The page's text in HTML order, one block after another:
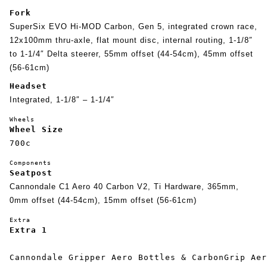
Fork
SuperSix EVO Hi-MOD Carbon, Gen 5, integrated crown race,
12x100mm thru-axle, flat mount disc, internal routing, 1-1/8″
to 1-1/4″ Delta steerer, 55mm offset (44-54cm), 45mm offset
(56-61cm)
Headset
Integrated, 1-1/8″ – 1-1/4″
Wheels
Wheel Size
700c
Components
Seatpost
Cannondale C1 Aero 40 Carbon V2, Ti Hardware, 365mm,
0mm offset (44-54cm), 15mm offset (56-61cm)
Extra
Extra 1
Cannondale Gripper Aero Bottles & CarbonGrip